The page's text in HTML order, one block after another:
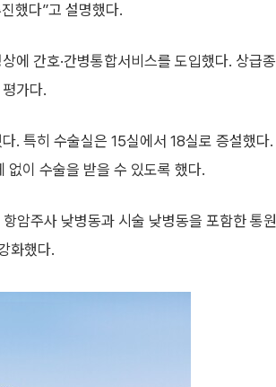
했다”고 설명했다.
에 간호·간병통합서비스를 도입했다. 상급종
가다.
. 특히 수술실은 15실에서 18실로 증설했다.
없이 수술을 받을 수 있도록 했다.
암주사 낮병동과 시술 낮병동을 포함한 통원
화했다.